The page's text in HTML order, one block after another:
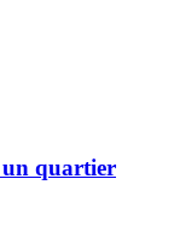
un quartier